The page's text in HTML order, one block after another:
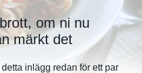
om ni nu
märkt det
inlägg redan för ett par